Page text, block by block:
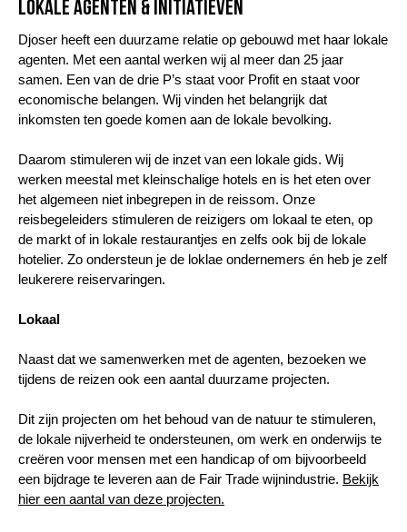
Lokale agenten & initiatieven
Djoser heeft een duurzame relatie op gebouwd met haar lokale
agenten. Met een aantal werken wij al meer dan 25 jaar
samen. Een van de drie P’s staat voor Profit en staat voor
economische belangen. Wij vinden het belangrijk dat
inkomsten ten goede komen aan de lokale bevolking.
Daarom stimuleren wij de inzet van een lokale gids. Wij
werken meestal met kleinschalige hotels en is het eten over
het algemeen niet inbegrepen in de reissom. Onze
reisbegeleiders stimuleren de reizigers om lokaal te eten, op
de markt of in lokale restaurantjes en zelfs ook bij de lokale
hotelier. Zo ondersteun je de loklae ondernemers én heb je zelf
leukerere reiservaringen.
Lokaal
Naast dat we samenwerken met de agenten, bezoeken we
tijdens de reizen ook een aantal duurzame projecten.
Dit zijn projecten om het behoud van de natuur te stimuleren,
de lokale nijverheid te ondersteunen, om werk en onderwijs te
creëren voor mensen met een handicap of om bijvoorbeeld
een bijdrage te leveren aan de Fair Trade wijnindustrie. Bekijk
hier een aantal van deze projecten.